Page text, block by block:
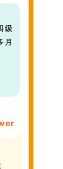
级
月